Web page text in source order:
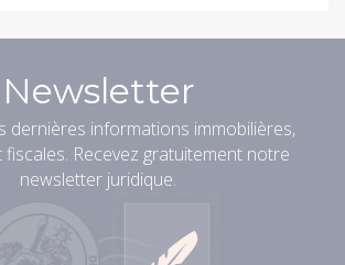
Newsletter
dernières informations immobilières,
fiscales. Recevez gratuitement notre
newsletter juridique.